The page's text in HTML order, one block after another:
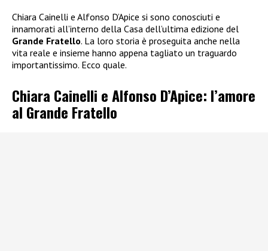
Chiara Cainelli e Alfonso D’Apice si sono conosciuti e
innamorati all’interno della Casa dell’ultima edizione del
Grande Fratello. La loro storia è proseguita anche nella
vita reale e insieme hanno appena tagliato un traguardo
importantissimo. Ecco quale.
Chiara Cainelli e Alfonso D’Apice: l’amore
al Grande Fratello